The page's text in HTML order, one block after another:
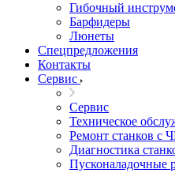
Гибочный
Барфидеры
Люнеты
Спецпредложения
Контакты
Сервис
Сервис
Техническое
Ремонт станков с
Диагностика
Пусконаладочные